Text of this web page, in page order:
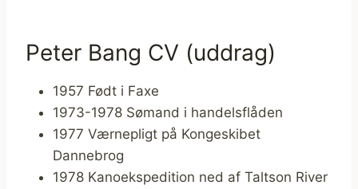
Peter Bang CV (uddrag)
1957 Født i Faxe
1973-1978 Sømand i handelsflåden
1977 Værnepligt på Kongeskibet
Dannebrog
1978 Kanoekspedition ned af Taltson River